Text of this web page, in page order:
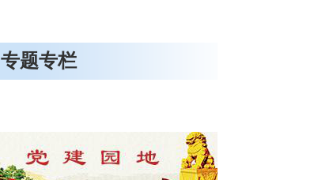
专题专栏